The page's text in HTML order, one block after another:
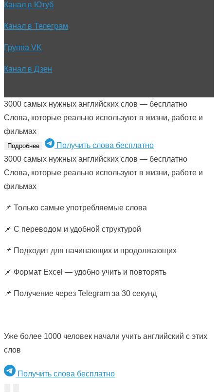
Канал в Ютуб
Канал в Телеграм
Группа VK
Канал в Дзен
3000 самых нужных английских слов — бесплатно
Слова, которые реально используют в жизни, работе и
фильмах
Подробнее
Получить слова бесплатно
3000 самых нужных английских слов — бесплатно
Слова, которые реально используют в жизни, работе и
фильмах
📌 Только самые употребляемые слова
📌 С переводом и удобной структурой
📌 Подходит для начинающих и продолжающих
📌 Формат Excel — удобно учить и повторять
📌 Получение через Telegram за 30 секунд
Уже более 1000 человек начали учить английский с этих
слов
Получить слова бесплатно